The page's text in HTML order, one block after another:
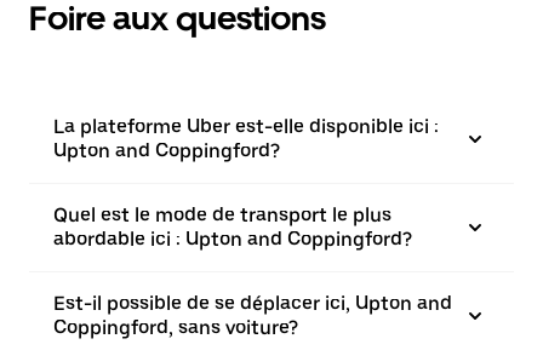
Foire aux questions
La plateforme Uber est-elle disponible ici :
Upton and Coppingford?
Quel est le mode de transport le plus
abordable ici : Upton and Coppingford?
Est-il possible de se déplacer ici, Upton and
Coppingford, sans voiture?